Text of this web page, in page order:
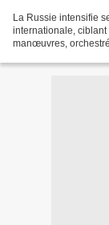
La Russie intensifie
internationale,
manœuvres,